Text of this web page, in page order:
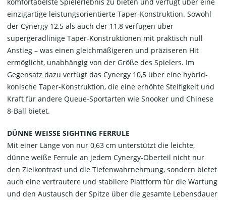
einzigartige leistungsorientierte Taper-Konstruktion. Sowohl
der Cynergy 12,5 als auch der 11,8 verfügen über
supergeradlinige Taper-Konstruktionen mit praktisch null
Anstieg – was einen gleichmäßigeren und präziseren Hit
ermöglicht, unabhängig von der Größe des Spielers. Im
Gegensatz dazu verfügt das Cynergy 10,5 über eine hybrid-
konische Taper-Konstruktion, die eine erhöhte Steifigkeit und
Kraft für andere Queue-Sportarten wie Snooker und Chinese
8-Ball bietet.
DÜNNE WEISSE SIGHTING FERRULE
Mit einer Länge von nur 0,63 cm unterstützt die leichte,
dünne weiße Ferrule an jedem Cynergy-Oberteil nicht nur
den Zielkontrast und die Tiefenwahrnehmung, sondern bietet
auch eine vertrautere und stabilere Plattform für die Wartung
und den Austausch der Spitze über die gesamte Lebensdauer